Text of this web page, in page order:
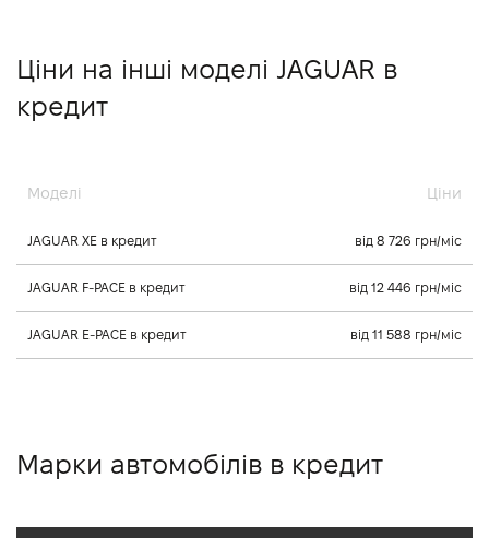
Ціни на інші моделі JAGUAR в
кредит
Моделі Ціни
JAGUAR XE в кредит від 8 726 грн/міс
JAGUAR F-PACE в кредит від 12 446 грн/міс
JAGUAR E-PACE в кредит від 11 588 грн/міс
Марки автомобілів в кредит